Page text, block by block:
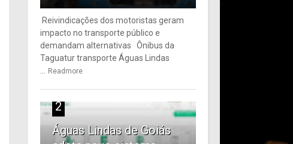
Reivindicações dos motoristas geram
impacto no transporte público e
demandam alternativas Ônibus da
Taguatur transporte Águas Lindas
Readmore
2
Águas Lindas de Goiás